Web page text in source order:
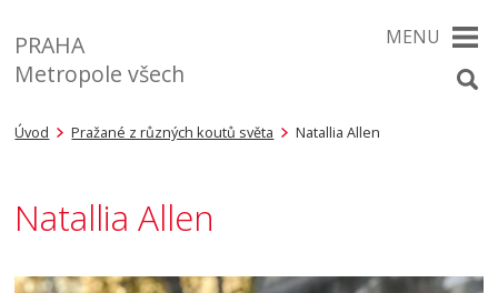
PRAHA
Metropole všech
MENU
Úvod Pražané z různých koutů světa Natallia Allen
Natallia Allen